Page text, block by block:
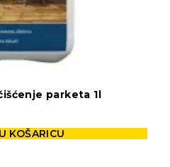
parketa 1l
KOŠARICU